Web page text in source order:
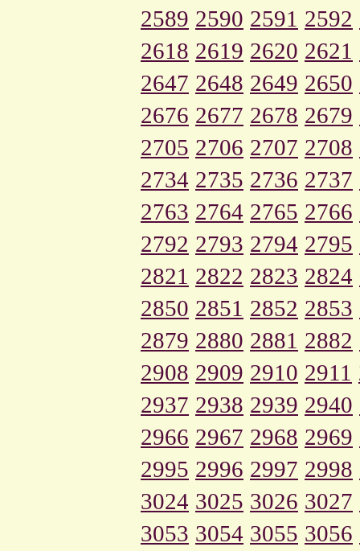
2589 2590 2591 2592
2618 2619 2620 2621
2647 2648 2649 2650
2676 2677 2678 2679
2705 2706 2707 2708
2734 2735 2736 2737
2763 2764 2765 2766
2792 2793 2794 2795
2821 2822 2823 2824
2850 2851 2852 2853
2879 2880 2881 2882
2908 2909 2910 2911
2937 2938 2939 2940
2966 2967 2968 2969
2995 2996 2997 2998
3024 3025 3026 3027
3053 3054 3055 3056